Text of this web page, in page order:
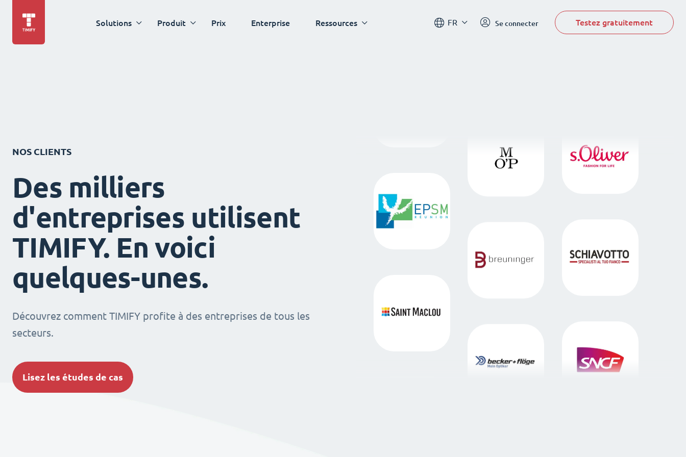
Solutions Produit Prix Enterprise Ressources FR Se connecter Testez gratuitement
NOS CLIENTS
Des milliers
d'entreprises utilisent
TIMIFY. En voici
quelques-unes.
Découvrez comment TIMIFY profite à des entreprises de tous les
secteurs.
Lisez les études de cas